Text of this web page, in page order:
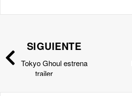
SIGUIENTE
Tokyo Ghoul estrena
trailer